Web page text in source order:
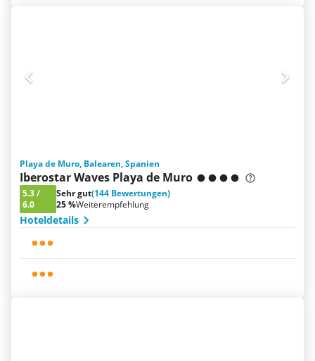
Playa de Muro, Balearen, Spanien
Iberostar Waves Playa de Muro
5.3/
6.0
Sehr gut(144 Bewertungen)
25 %Weiterempfehlung
Hoteldetails